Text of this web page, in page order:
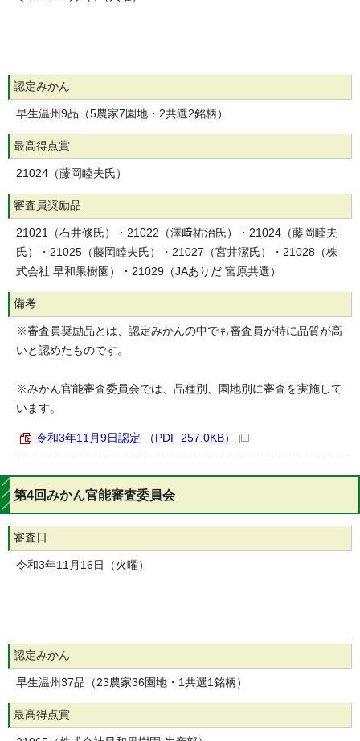
認定みかん
早生温州9品（5農家7園地・2共選2銘柄）
最高得点賞
21024（藤岡睦夫氏）
審査員奨励品
21021（石井修氏）・21022（澤﨑祐治氏）・21024（藤岡睦夫
氏）・21025（藤岡睦夫氏）・21027（宮井潔氏）・21028（株
式会社 早和果樹園）・21029（JAありだ 宮原共選）
備考
※審査員奨励品とは、認定みかんの中でも審査員が特に品質が高
いと認めたものです。
※みかん官能審査委員会では、品種別、園地別に審査を実施して
います。
令和3年11月9日認定 （PDF 257.0KB）
第4回みかん官能審査委員会
審査日
令和3年11月16日（火曜）
認定みかん
早生温州37品（23農家36園地・1共選1銘柄）
最高得点賞